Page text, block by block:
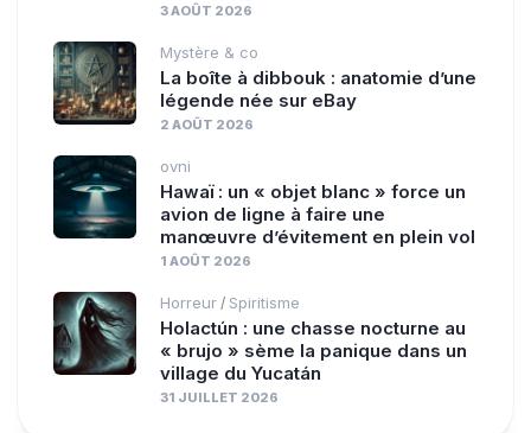
3 AOÛT 2026
Mystère & co
La boîte à dibbouk : anatomie d’une
légende née sur eBay
2 AOÛT 2026
ovni
Hawaï : un « objet blanc » force un
avion de ligne à faire une
manœuvre d’évitement en plein vol
1 AOÛT 2026
Horreur / Spiritisme
Holactún : une chasse nocturne au
« brujo » sème la panique dans un
village du Yucatán
31 JUILLET 2026